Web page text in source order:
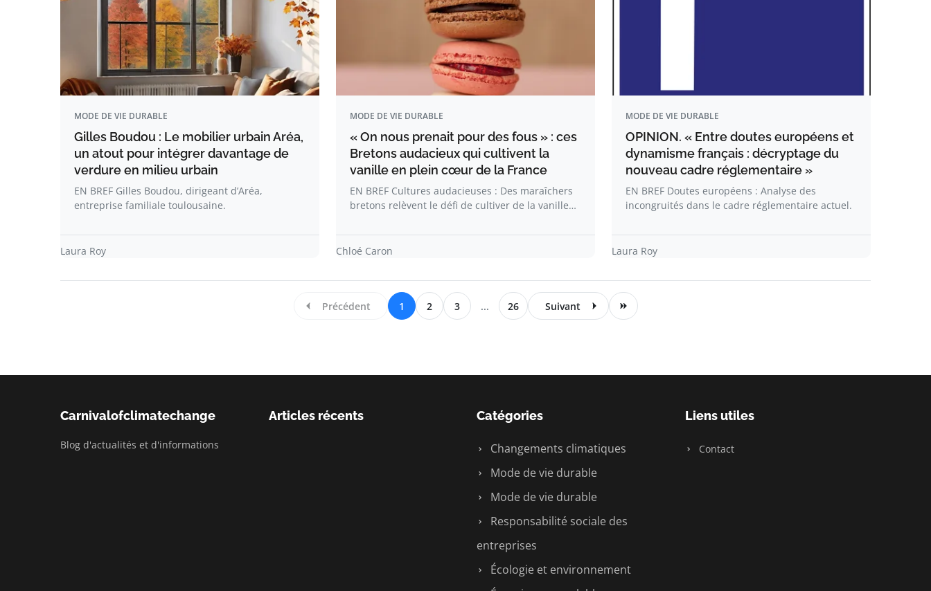
MODE DE VIE DURABLE
Gilles Boudou : Le mobilier urbain Aréa,
un atout pour intégrer davantage de
verdure en milieu urbain
EN BREF Gilles Boudou, dirigeant d’Aréa,
entreprise familiale toulousaine.
Laura Roy
MODE DE VIE DURABLE
« On nous prenait pour des fous » : ces
Bretons audacieux qui cultivent la
vanille en plein cœur de la France
EN BREF Cultures audacieuses : Des maraîchers
bretons relèvent le défi de cultiver de la vanille…
Chloé Caron
MODE DE VIE DURABLE
OPINION. « Entre doutes européens et
dynamisme français : décryptage du
nouveau cadre réglementaire »
EN BREF Doutes européens : Analyse des
incongruités dans le cadre réglementaire actuel.
Laura Roy
Précédent 1 2 3 ... 26 Suivant
Carnivalofclimatechange
Blog d'actualités et d'informations
Articles récents Catégories
Changements climatiques
Mode de vie durable
Mode de vie durable
Responsabilité sociale des
entreprises
Écologie et environnement
Liens utiles
Contact